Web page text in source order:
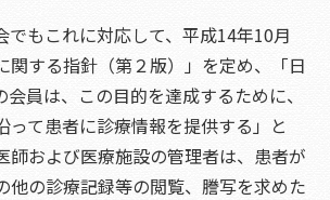
でもこれに対応して、平成14年10月
関する指針（第２版）」を定め、「日
員は、この目的を達成するために、
って患者に診療情報を提供する」と
師および医療施設の管理者は、患者が
他の診療記録等の閲覧、謄写を求めた